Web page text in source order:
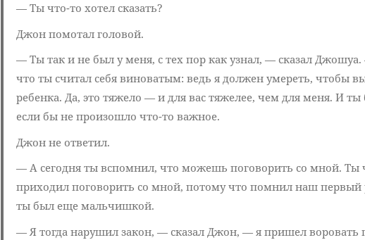
— Ты что-то хотел сказать?
Джон помотал головой.
— Ты так и не был у меня, с тех пор как узнал, — сказал
что ты считал себя виноватым: ведь я должен умереть, чтобы
ребенка. Да, это тяжело — и для вас тяжелее, чем для меня. И
если бы не произошло что-то важное.
Джон не ответил.
— А сегодня ты вспомнил, что можешь поговорить со мной. Ты
приходил поговорить со мной, потому что помнил наш первый
ты был еще мальчишкой.
— Я тогда нарушил закон, — сказал Джон, — я пришел